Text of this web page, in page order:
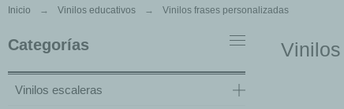
Inicio Vinilos educativos Vinilos frases personalizadas
Categorías
Vinilos escaleras